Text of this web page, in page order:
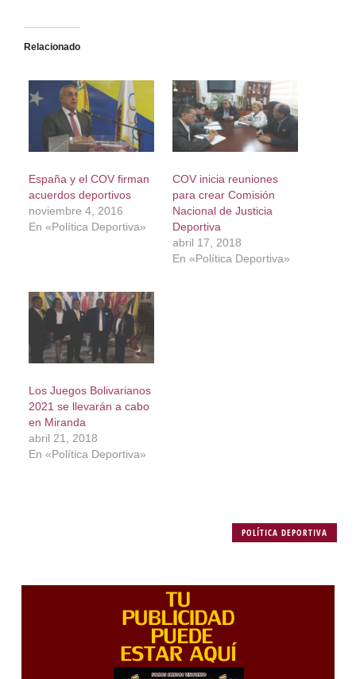
Relacionado
España y el COV firman
acuerdos deportivos
noviembre 4, 2016
En «Política Deportiva»
COV inicia reuniones
para crear Comisión
Nacional de Justicia
Deportiva
abril 17, 2018
En «Política Deportiva»
Los Juegos Bolivarianos
2021 se llevarán a cabo
en Miranda
abril 21, 2018
En «Política Deportiva»
POLÍTICA DEPORTIVA